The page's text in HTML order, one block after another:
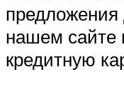
предложения
нашем сайте
кредитную